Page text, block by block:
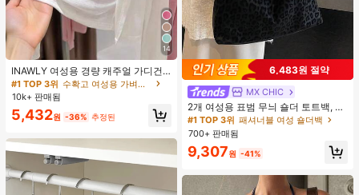
14
INAWLY 여성용 경량 캐주얼 가디건,
여름
#1 TOP 3위
수확고 여성용 가벼운 카디건
10k+ 판매됨
5,432원 -36% 추정된
6,483원 절약
MX CHIC
2개 여성용 표범 무늬 숄더 토트백, 고
품질, 대용량, 패션 출퇴근 가방, 가을/
겨울
#1 TOP 3위 패셔너블 여성 숄더백
거의 매진!
#1 TOP 3위 패셔너블 여성 숄더백
거의 매진!
#1 TOP 3위 패셔너블 여성 숄더백
거의 매진!
#1 TOP 3위
패셔너블 여성 숄더백
700+ 판매됨
9,307원 -41%